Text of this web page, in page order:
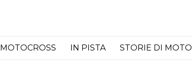
MOTOCROSS IN PISTA STORIE DI MOTO